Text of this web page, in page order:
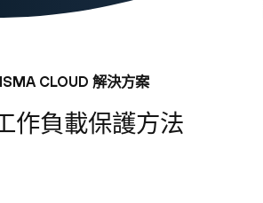
CLOUD 解決方案
作負載保護方法